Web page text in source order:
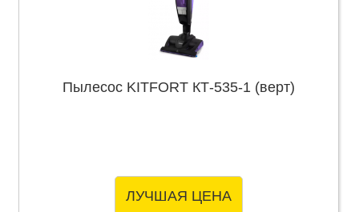
Пылесос KITFORT КТ-535-1 (верт)
ЛУЧШАЯ ЦЕНА